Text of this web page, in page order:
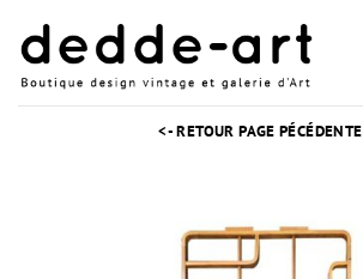
contenu
<- RETOUR PAGE PÉCÉDENTE